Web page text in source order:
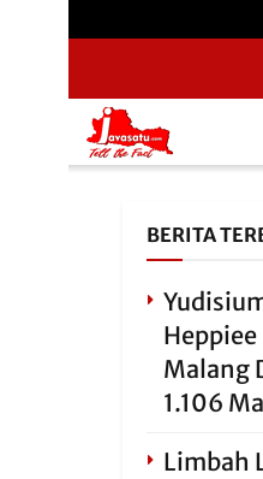
BERITA
Heppiee
Malang
1.106
Limbah